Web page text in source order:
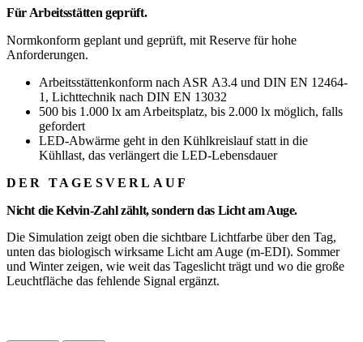
Für Arbeitsstätten geprüft.
Normkonform geplant und geprüft, mit Reserve für hohe
Anforderungen.
Arbeitsstättenkonform nach ASR A3.4 und DIN EN 12464-
1, Lichttechnik nach DIN EN 13032
500 bis 1.000 lx am Arbeitsplatz, bis 2.000 lx möglich, falls
gefordert
LED-Abwärme geht in den Kühlkreislauf statt in die
Kühllast, das verlängert die LED-Lebensdauer
DER TAGESVERLAUF
Nicht die Kelvin-Zahl zählt, sondern das Licht am Auge.
Die Simulation zeigt oben die sichtbare Lichtfarbe über den Tag,
unten das biologisch wirksame Licht am Auge (m-EDI). Sommer
und Winter zeigen, wie weit das Tageslicht trägt und wo die große
Leuchtfläche das fehlende Signal ergänzt.